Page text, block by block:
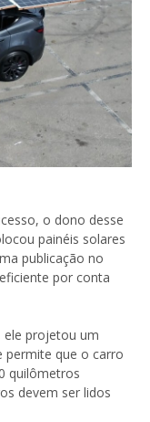
o dono desse
painéis solares
publicação no
por conta
ele projetou um
permite que o carro
quilômetros
devem ser lidos